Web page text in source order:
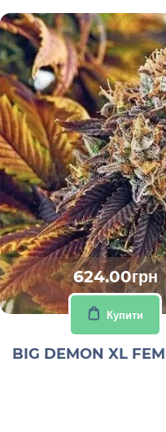
624.00грн
Купити
BIG DEMON XL